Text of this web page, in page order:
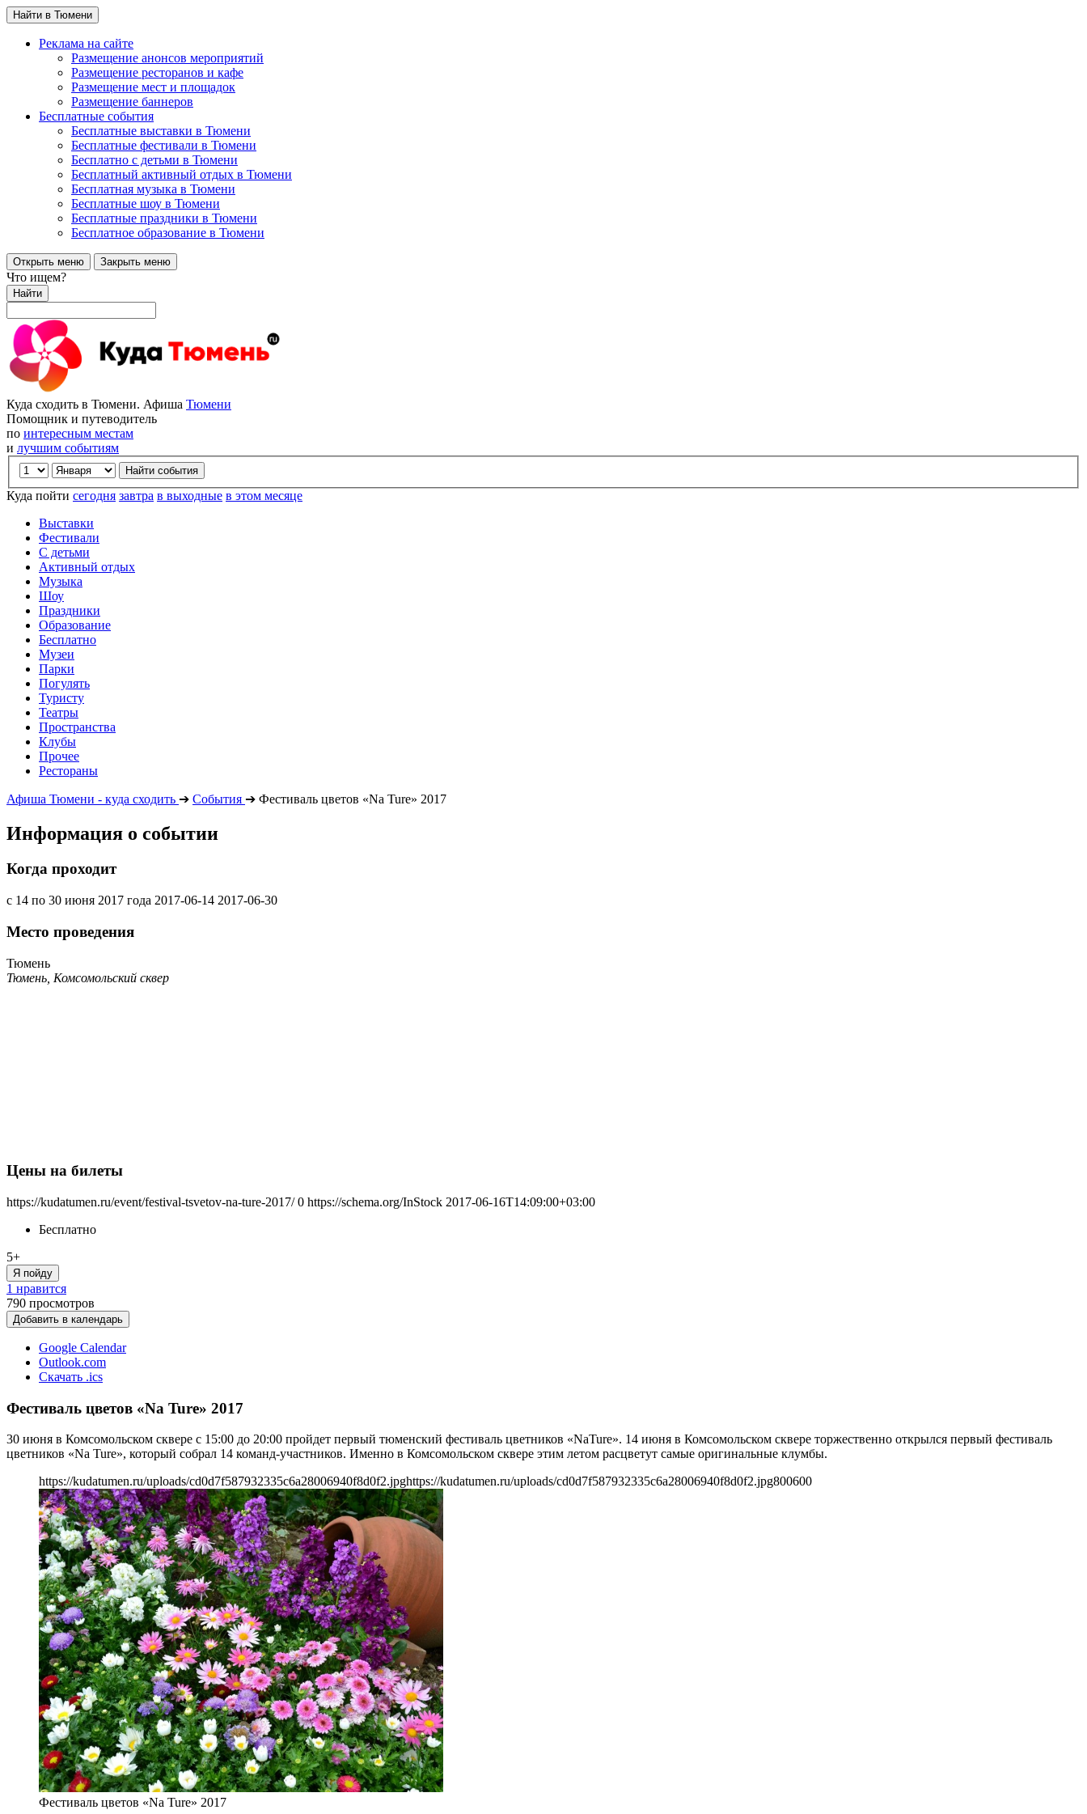
Найти в Тюмени
Реклама на сайте
Размещение анонсов мероприятий
Размещение ресторанов и кафе
Размещение мест и площадок
Размещение баннеров
Бесплатные события
Бесплатные выставки в Тюмени
Бесплатные фестивали в Тюмени
Бесплатно с детьми в Тюмени
Бесплатный активный отдых в Тюмени
Бесплатная музыка в Тюмени
Бесплатные шоу в Тюмени
Бесплатные праздники в Тюмени
Бесплатное образование в Тюмени
Открыть меню Закрыть меню
Что ищем?
Найти
Куда сходить в Тюмени. Афиша Тюмени
Помощник и путеводитель
по интересным местам
и лучшим событиям
Куда пойти сегодня завтра в выходные в этом месяце
Выставки
Фестивали
С детьми
Активный отдых
Музыка
Шоу
Праздники
Образование
Бесплатно
Музеи
Парки
Погулять
Туристу
Театры
Пространства
Клубы
Прочее
Рестораны
Афиша Тюмени - куда сходить ➔ События ➔ Фестиваль цветов «Na Ture» 2017
Информация о событии
Когда проходит
с 14 по 30 июня 2017 года 2017-06-14 2017-06-30
Место проведения
Тюмень
Тюмень, Комсомольский сквер
Цены на билеты
https://kudatumen.ru/event/festival-tsvetov-na-ture-2017/ 0 https://schema.org/InStock 2017-06-16T14:09:00+03:00
Бесплатно
5+
Я пойду
1 нравится
790 просмотров
Добавить в календарь
Google Calendar
Outlook.com
Скачать .ics
Фестиваль цветов «Na Ture» 2017
30 июня в Комсомольском сквере с 15:00 до 20:00 пройдет первый тюменский фестиваль цветников «NaTure». 14 июня в Комсомольском сквере торжественно открылся первый фестиваль
цветников «Na Ture», который собрал 14 команд-участников. Именно в Комсомольском сквере этим летом расцветут самые оригинальные клумбы.
https://kudatumen.ru/uploads/cd0d7f587932335c6a28006940f8d0f2.jpghttps://kudatumen.ru/uploads/cd0d7f587932335c6a28006940f8d0f2.jpg800600
Фестиваль цветов «Na Ture» 2017